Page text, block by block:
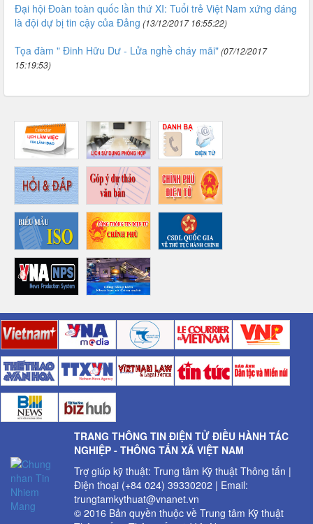
Đại hội Đoàn toàn quốc lần thứ XI: Tuổi trẻ Việt Nam xứng đáng
là đội dự bị tin cậy của Đảng (13/12/2017 16:55:22)
Tọa đàm " Đinh Hữu Dư - Lửa nghề cháy mãi"(07/12/2017
15:19:53)
TRANG THÔNG TIN ĐIỆN TỬ ĐIỀU HÀNH TÁC
NGHIỆP - THÔNG TẤN XÃ VIỆT NAM
Trợ giúp kỹ thuật: Trung tâm Kỹ thuật Thông tấn |
Điện thoại (+84 024) 39330202 | Email:
trungtamkythuat@vnanet.vn
© 2016 Bản quyền thuộc về Trung tâm Kỹ thuật